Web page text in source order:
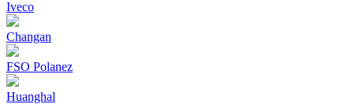
Iveco
Changan
FSO Polanez
Huanghal